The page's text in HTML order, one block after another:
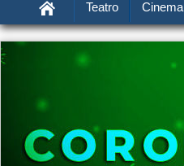
Teatro Cinema